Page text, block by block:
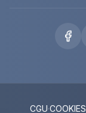
CGU·COOKIES